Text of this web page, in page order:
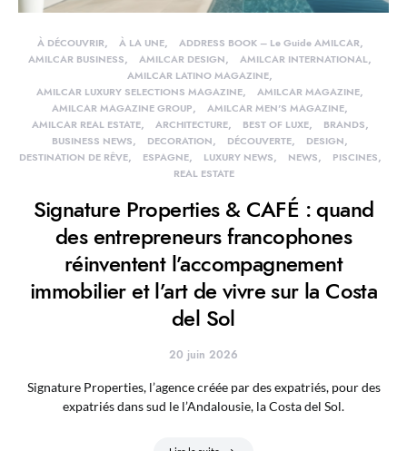
À DÉCOUVRIR À LA UNE
ADDRESS BOOK – Le Guide AMILCAR
AMILCAR BUSINESS
AMILCAR DESIGN
AMILCAR INTERNATIONAL
AMILCAR LATINO MAGAZINE
AMILCAR LUXURY SELECTIONS MAGAZINE
AMILCAR MAGAZINE
AMILCAR MAGAZINE GROUP
AMILCAR MEN'S MAGAZINE
AMILCAR REAL ESTATE
ARCHITECTURE BEST OF LUXE
BRANDS
BUSINESS NEWS
DECORATION DÉCOUVERTE
DESIGN
DESTINATION DE RÊVE
ESPAGNE LUXURY NEWS NEWS
PISCINES
REAL ESTATE
Signature Properties & CAFÉ : quand
des entrepreneurs francophones
réinventent l’accompagnement
immobilier et l’art de vivre sur la Costa
del Sol
20 juin 2026
Signature Properties, l’agence créée par des expatriés, pour des
expatriés dans sud le l’Andalousie, la Costa del Sol.